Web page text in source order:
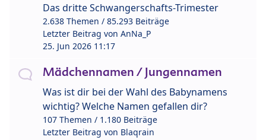
Das dritte Schwangerschafts-Trimester
2.638 Themen / 85.293 Beiträge
Letzter Beitrag von AnNa_P
25. Jun 2026 11:17
Mädchennamen / Jungennamen
Was ist dir bei der Wahl des Babynamens
wichtig? Welche Namen gefallen dir?
107 Themen / 1.180 Beiträge
Letzter Beitrag von Blaqrain